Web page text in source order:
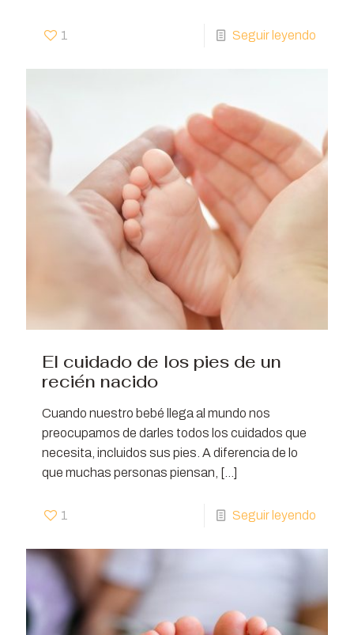
1 Seguir leyendo
El cuidado de los pies de un
recién nacido
Cuando nuestro bebé llega al mundo nos
preocupamos de darles todos los cuidados que
necesita, incluidos sus pies. A diferencia de lo
que muchas personas piensan,
[…]
1 Seguir leyendo